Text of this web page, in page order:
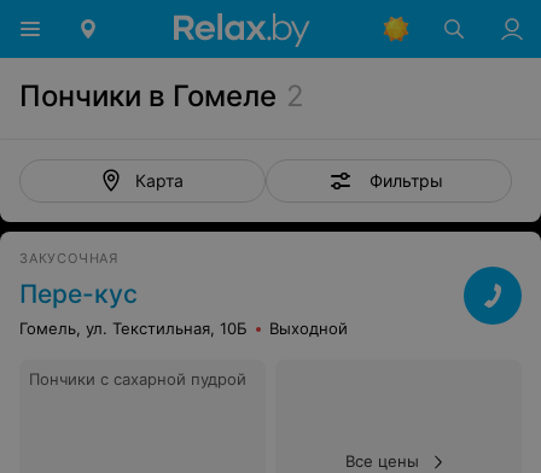
Пончики в Гомеле 2
Карта Фильтры
ЗАКУСОЧНАЯ
Пере-кус
Гомель, ул. Текстильная, 10Б Выходной
Пончики с сахарной пудрой
Все цены